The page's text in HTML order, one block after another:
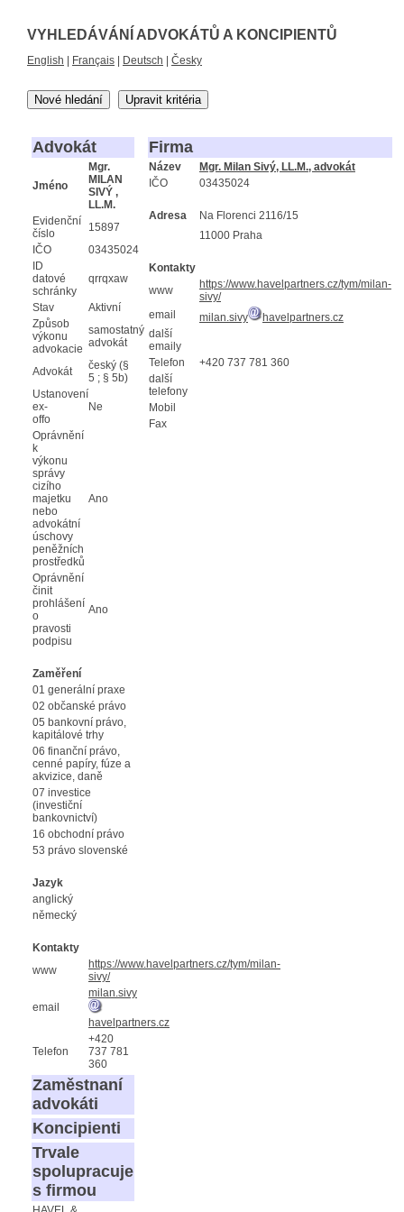
VYHLEDÁVÁNÍ ADVOKÁTŮ A KONCIPIENTŮ
English Français Deutsch Česky
Nové hledání Upravit kritéria
Advokát
Jméno
Mgr.
MILAN
SIVÝ ,
LL.M.
Evidenční
číslo
15897
IČO
03435024
ID
datové
schránky
qrrqxaw
Stav
Aktivní
Způsob
výkonu
advokacie
samostatný
advokát
Advokát
český (§
5 ; § 5b)
Ustanovení
ex-
offo
Ne
Oprávnění
k
výkonu
správy
cizího
majetku
nebo
advokátní
úschovy
peněžních
prostředků
Ano
Oprávnění
činit
prohlášení
o
pravosti
podpisu
Ano
Zaměření
01 generální praxe
02 občanské právo
05 bankovní právo,
kapitálové trhy
06 finanční právo,
cenné papíry, fúze a
akvizice, daně
07 investice
(investiční
bankovnictví)
16 obchodní právo
53 právo slovenské
Jazyk
anglický
německý
Kontakty
www
https://www.havelpartners.cz/tym/milan-
sivy/
email
milan.sivy
havelpartners.cz
Telefon
+420
737 781
360
Zaměstnaní
advokáti
Koncipienti
Trvale
spolupracuje
s firmou
Firma
Název
Mgr. Milan Sivý, LL.M., advokát
IČO
03435024
Adresa
Na Florenci 2116/15
11000 Praha
Kontakty
www
https://www.havelpartners.cz/tym/milan-
sivy/
email
milan.sivy
havelpartners.cz
další
emaily
Telefon
+420 737 781 360
další
telefony
Mobil
Fax